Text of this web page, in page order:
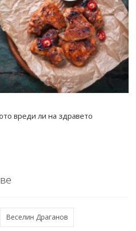
вреди ли на здравето
Веселин Драганов